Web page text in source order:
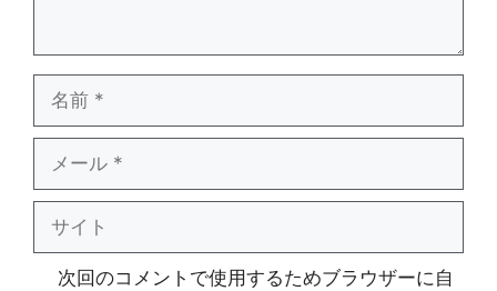
ル
次回のコメントで使用するためブラウザーに自